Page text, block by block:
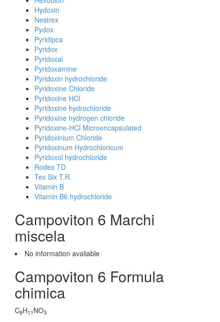
Hydoxin
Nestrex
Pydox
Pyridipca
Pyridox
Pyridoxal
Pyridoxamine
Pyridoxin hydrochloride
Pyridoxine Chloride
Pyridoxine HCl
Pyridoxine hydrochloride
Pyridoxine hydrogen chloride
Pyridoxine-HCl Microencapsulated
Pyridoxinium Chloride
Pyridoxinum Hydrochloricum
Pyridoxol hydrochloride
Rodex TD
Tex Six T.R.
Vitamin B
Vitamin B6 hydrochloride
Campoviton 6 Marchi
miscela
No information avaliable
Campoviton 6 Formula
chimica
C8H11 NO3